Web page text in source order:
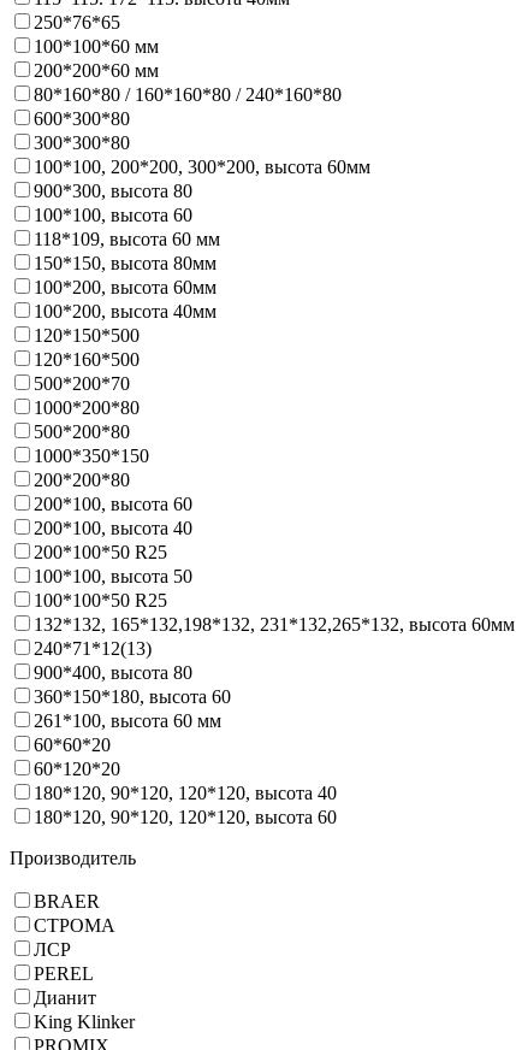
250*76*65
100*100*60 мм
200*200*60 мм
80*160*80 / 160*160*80 / 240*160*80
600*300*80
300*300*80
100*100, 200*200, 300*200, высота 60мм
900*300, высота 80
100*100, высота 60
118*109, высота 60 мм
150*150, высота 80мм
100*200, высота 60мм
100*200, высота 40мм
120*150*500
120*160*500
500*200*70
1000*200*80
500*200*80
1000*350*150
200*200*80
200*100, высота 60
200*100, высота 40
200*100*50 R25
100*100, высота 50
100*100*50 R25
132*132, 165*132,198*132, 231*132,265*132, высота 60мм
240*71*12(13)
900*400, высота 80
360*150*180, высота 60
261*100, высота 60 мм
60*60*20
60*120*20
180*120, 90*120, 120*120, высота 40
180*120, 90*120, 120*120, высота 60
Производитель
BRAER
СТРОМА
ЛСР
PEREL
Дианит
King Klinker
PROMIX